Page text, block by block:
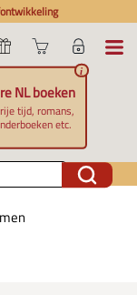
NL boeken
tijd, romans,
etc.
i